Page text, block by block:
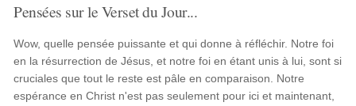
Pensées sur le Verset du Jour...
Wow, quelle pensée puissante et qui donne à réfléchir. Notre foi
en la résurrection de Jésus, et notre foi en étant unis à lui, sont si
cruciales que tout le reste est pâle en comparaison. Notre
espérance en Christ n'est pas seulement pour ici et maintenant,